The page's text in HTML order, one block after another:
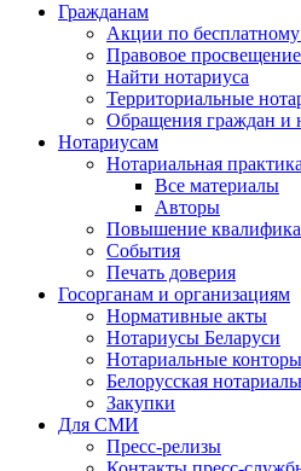
Гражданам
Акции по
Правовое просвещение
Найти нотариуса
Территориальные
Обращения граждан и
Нотариусам
Нотариальная
Все материалы
Авторы
Повышение
События
Печать доверия
Госорганам и организациям
Нормативные акты
Нотариусы Беларуси
Нотариальные конторы
Белорусская
Закупки
Для СМИ
Пресс-релизы